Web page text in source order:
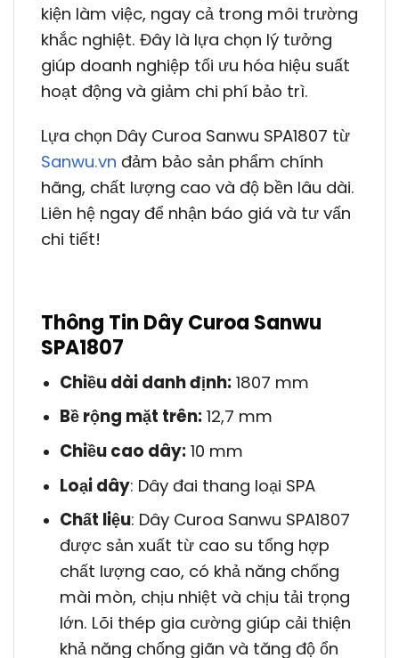
kiện làm việc, ngay cả trong môi trường
khắc nghiệt. Đây là lựa chọn lý tưởng
giúp doanh nghiệp tối ưu hóa hiệu suất
hoạt động và giảm chi phí bảo trì.
Lựa chọn Dây Curoa Sanwu SPA1807 từ
Sanwu.vn đảm bảo sản phẩm chính
hãng, chất lượng cao và độ bền lâu dài.
Liên hệ ngay để nhận báo giá và tư vấn
chi tiết!
Thông Tin Dây Curoa Sanwu
SPA1807
Chiều dài danh định:1807 mm
Bề rộng mặt trên:12,7 mm
Chiều cao dây:10 mm
Loại dây: Dây đai thang loại SPA
Chất liệu: Dây Curoa Sanwu SPA1807
được sản xuất từ cao su tổng hợp
chất lượng cao, có khả năng chống
mài mòn, chịu nhiệt và chịu tải trọng
lớn. Lõi thép gia cường giúp cải thiện
khả năng chống giãn và tăng độ ổn